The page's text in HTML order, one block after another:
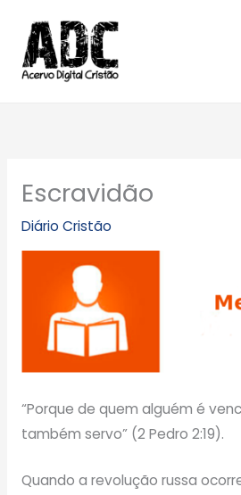
para
conteúdo
Escravidão
Diário Cristão
“Porque de quem alguém é
também servo” (2 Pedro 2:19).
Quando a revolução russa